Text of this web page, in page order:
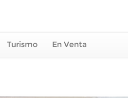
Turismo En Venta